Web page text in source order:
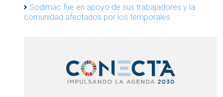
Sodimac fue en apoyo de sus trabajadores y la
comunidad afectados por los temporales